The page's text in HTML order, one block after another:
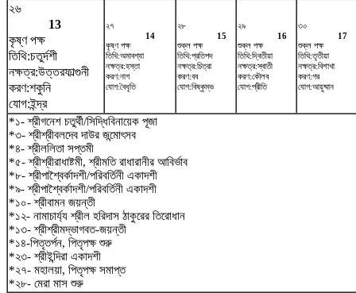
২৬
13
কৃষ্ণ পক্ষ
তিথি:চতুর্দশী
নক্ষত্র:উত্তরফাল্গুনী
করণ:শকুনি
যোগ:ইন্দ্র
২৭
14
কৃষ্ণ পক্ষ
তিথি:অমাবশ্যা
নক্ষত্র:হস্তা
করণ:নাগ
যোগ:বৈধৃতি
২৮
15
শুক্ল পক্ষ
তিথি:প্রতিপদ
নক্ষত্র:চিত্রা
করণ:বব
যোগ:বিষ্কুম্ভ
২৯
16
শুক্ল পক্ষ
তিথি:দ্বিতীয়া
নক্ষত্র:স্বাতী
করণ:কৌলব
যোগ:প্রীতি
৩০
17
শুক্ল পক্ষ
তিথি:তৃতীয়া
নক্ষত্র:বিশাখা
করণ:গর
যোগ:আয়ুষ্মান
*১- শ্রীগনেশ চতুর্থী/সিদ্ধিবিনায়েক পূজা
*৩- শ্রীশ্রীবলদেব দাউর জন্মোৎসব
*৪- শ্রীললিতা সপ্তমী
*৫- শ্রীশ্রীরাধাষ্টমী, শ্রীমতি রাধারানীর আবির্ভাব
*৮- শ্রীপাশ্বৈর্কাদশী/পরিবর্তিনী একাদশী
*৯- শ্রীপাশ্বৈর্কাদশী/পরিবর্তিনী একাদশী
*১০- শ্রীবামন জয়ন্তী
*১২- নামাচার্য্য শ্রীল হরিদাস ঠাকুরের তিরোধান
*১৩- শ্রীশ্রীমদ্ভাগবত-জয়ন্তী
*১৪-পিতৃতর্পন, পিতৃপক্ষ শুরু
*২৩- শ্রীইন্দিরা একাদশী
*২৭- মহালয়া, পিতৃপক্ষ সমাপ্ত
*২৮- মেরা মাস শুরু